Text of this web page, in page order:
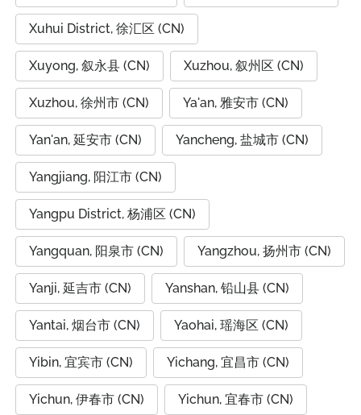
Xuhui District, 徐汇区 (CN)
Xuyong, 叙永县 (CN) Xuzhou, 叙州区 (CN)
Xuzhou, 徐州市 (CN) Ya'an, 雅安市 (CN)
Yan'an, 延安市 (CN) Yancheng, 盐城市 (CN)
Yangjiang, 阳江市 (CN)
Yangpu District, 杨浦区 (CN)
Yangquan, 阳泉市 (CN) Yangzhou, 扬州市 (CN)
Yanji, 延吉市 (CN) Yanshan, 铅山县 (CN)
Yantai, 烟台市 (CN) Yaohai, 瑶海区 (CN)
Yibin, 宜宾市 (CN) Yichang, 宜昌市 (CN)
Yichun, 伊春市 (CN) Yichun, 宜春市 (CN)